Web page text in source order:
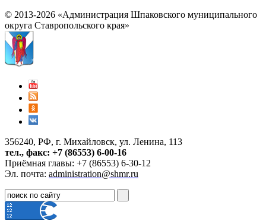
© 2013-2026 «Администрация Шпаковского муниципального
округа Ставропольского края»
356240, РФ, г. Михайловск, ул. Ленина, 113
тел., факс: +7 (86553) 6-00-16
Приёмная главы: +7 (86553) 6-30-12
Эл. почта: administration@shmr.ru